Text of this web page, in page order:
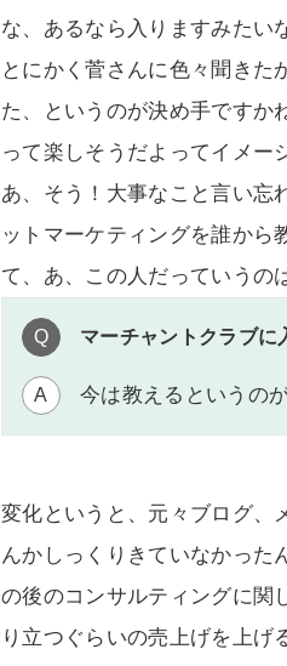
な、あるなら入りますみたい
とにかく菅さんに色々聞きた
た、というのが決め手ですか
って楽しそうだよってイメー
あ、そう！大事なこと言い忘
ットマーケティングを誰から
て、あ、この人だっていうの
Q マーチャントクラブに
A 今は教えるというの
変化というと、元々ブログ、
んかしっくりきていなかった
の後のコンサルティングに関
り立つぐらいの売上げを上げ